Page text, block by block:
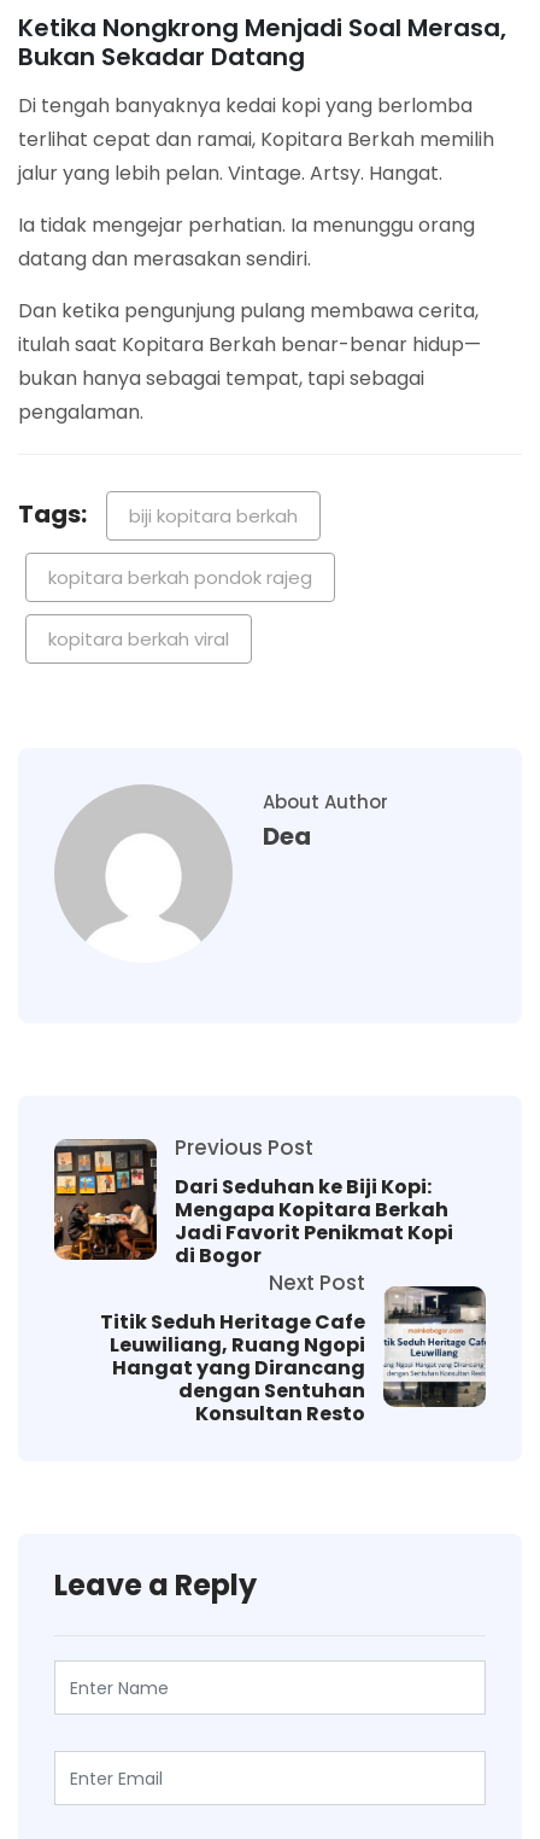
Ketika Nongkrong Menjadi Soal Merasa,
Bukan Sekadar Datang
Di tengah banyaknya kedai kopi yang berlomba
terlihat cepat dan ramai, Kopitara Berkah memilih
jalur yang lebih pelan. Vintage. Artsy. Hangat.
Ia tidak mengejar perhatian. Ia menunggu orang
datang dan merasakan sendiri.
Dan ketika pengunjung pulang membawa cerita,
itulah saat Kopitara Berkah benar-benar hidup—
bukan hanya sebagai tempat, tapi sebagai
pengalaman.
Tags: biji kopitara berkah
kopitara berkah pondok rajeg
kopitara berkah viral
About Author
Dea
Previous Post
Dari Seduhan ke Biji Kopi:
Mengapa Kopitara Berkah
Jadi Favorit Penikmat Kopi
di Bogor
Next Post
Titik Seduh Heritage Cafe
Leuwiliang, Ruang Ngopi
Hangat yang Dirancang
dengan Sentuhan
Konsultan Resto
Leave a Reply